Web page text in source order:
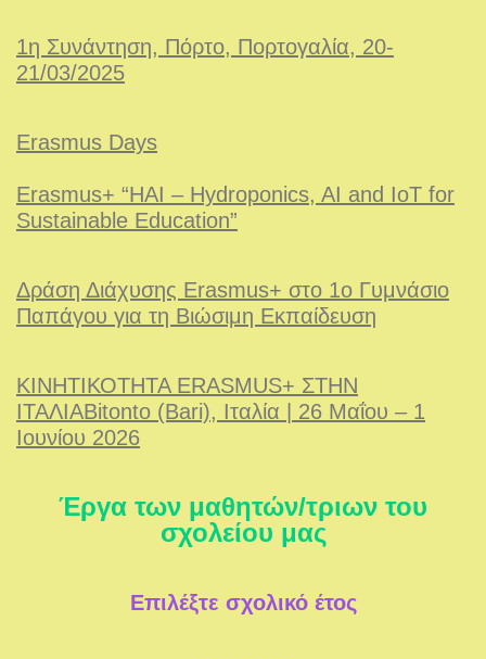
1η Συνάντηση, Πόρτο, Πορτογαλία, 20-
21/03/2025
Erasmus Days
Erasmus+ “HAI – Hydroponics, AI and IoT for
Sustainable Education”
Δράση Διάχυσης Erasmus+ στο 1ο Γυμνάσιο
Παπάγου για τη Βιώσιμη Εκπαίδευση
ΚΙΝΗΤΙΚΟΤΗΤΑ ERASMUS+ ΣΤΗΝ
ΙΤΑΛΙΑBitonto (Bari), Ιταλία | 26 Μαΐου – 1
Ιουνίου 2026
Έργα των μαθητών/τριων του
σχολείου μας
Επιλέξτε σχολικό έτος